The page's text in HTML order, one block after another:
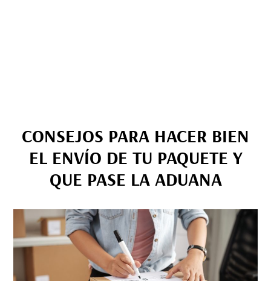
CONSEJOS PARA HACER BIEN
EL ENVÍO DE TU PAQUETE Y
QUE PASE LA ADUANA